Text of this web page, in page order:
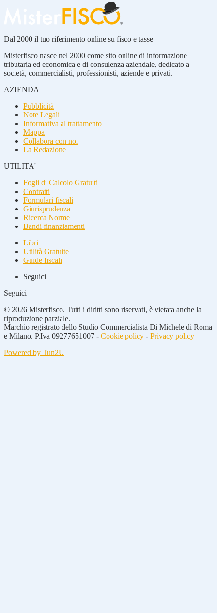
Dal 2000 il tuo riferimento online su fisco e tasse
Misterfisco nasce nel 2000 come sito online di informazione
tributaria ed economica e di consulenza aziendale, dedicato a
società, commercialisti, professionisti, aziende e privati.
AZIENDA
Pubblicità
Note Legali
Informativa al trattamento
Mappa
Collabora con noi
La Redazione
UTILITA'
Fogli di Calcolo Gratuiti
Contratti
Formulari fiscali
Giurisprudenza
Ricerca Norme
Bandi finanziamenti
Libri
Utilità Gratuite
Guide fiscali
Seguici
Seguici
© 2026 Misterfisco. Tutti i diritti sono riservati, è vietata anche la
riproduzione parziale.
Marchio registrato dello Studio Commercialista Di Michele di Roma
e Milano. P.Iva 09277651007 - Cookie policy - Privacy policy
Powered by Tun2U